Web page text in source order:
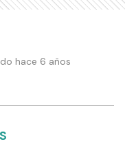
hace 6 años